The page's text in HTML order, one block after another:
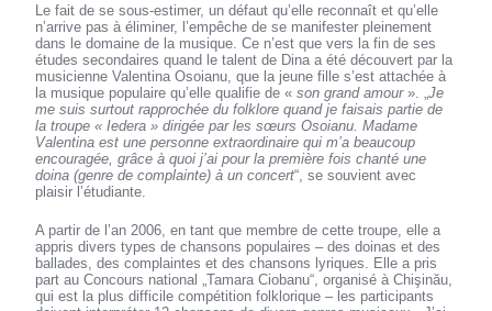
Le fait de se sous-estimer, un défaut qu’elle reconnaît et qu’elle
n’arrive pas à éliminer, l’empêche de se manifester pleinement
dans le domaine de la musique. Ce n’est que vers la fin de ses
études secondaires quand le talent de Dina a été découvert par la
musicienne Valentina Osoianu, que la jeune fille s’est attachée à
la musique populaire qu’elle qualifie de «son grand amour». „Je
me suis surtout rapprochée du folklore quand je faisais partie de
la troupe « Iedera » dirigée par les sœurs Osoianu. Madame
Valentina est une personne extraordinaire qui m’a beaucoup
encouragée, grâce à quoi j’ai pour la première fois chanté une
doina (genre de complainte) à un concert“, se souvient avec
plaisir l’étudiante.
A partir de l’an 2006, en tant que membre de cette troupe, elle a
appris divers types de chansons populaires – des doinas et des
ballades, des complaintes et des chansons lyriques. Elle a pris
part au Concours national „Tamara Ciobanu“, organisé à Chişinău,
qui est la plus difficile compétition folklorique – les participants